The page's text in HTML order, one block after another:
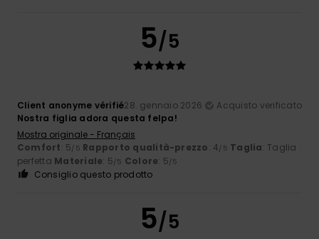
5/5
Client anonyme vérifié28. gennaio 2026
Acquisto verificato
Nostra figlia adora questa felpa!
Mostra originale - Français
Comfort: 5/5 Rapporto qualità-prezzo: 4/5 Taglia: Taglia
perfetta Materiale: 5/5 Colore: 5/5
Consiglio questo prodotto
5/5